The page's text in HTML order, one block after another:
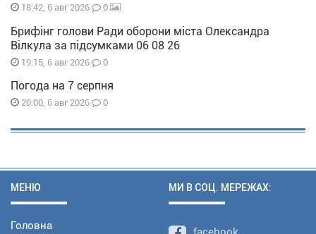
18:42, 6 авг 2026 0
Брифінг голови Ради оборони міста Олександра
Вілкула за підсумками 06 08 26
19:15, 6 авг 2026 0
Погода на 7 серпня
20:00, 6 авг 2026 0
МЕНЮ
Головна
МИ В СОЦ. МЕРЕЖАХ: